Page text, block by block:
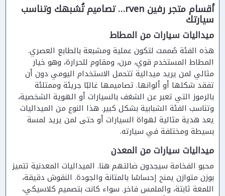
أقسام متجر رفين rven… تصاميم تُشبهك وتناسب
سيارتك
ميداليات سيارات من المطاط
هذه الفئة صُممت لتكون عملية ومشبعة بالطابع العصري.
المطاط المستخدم قوي، مرن، ومقاوم للحرارة، وهو خيار
مثالي لمن يريد ميدالية تتحمل الاستخدام اليومي دون أن
تفقد شكلها أو ألوانها. تصاميمها غالبًا جريئة وممتلئة
بالرموز التي تعبر عن الشغف بالسيارات أو الهوية الشخصية،
وتناسب الفئة الشبابية بشكل كبير. هذا النوع من الميداليات
يعد هدية مثالية لهواة السيارات أو حتى لمن يريد لمسة
بسيطة ومختلفة في سيارته.
ميداليات سيارات من المعدن
محبو الفخامة سيجدون ضالتهم هنا. الميداليات المعدنية تتميز
بوزن متوازن يمنح إحساسًا بالمتانة والجودة. النقوش دقيقة،
اللمعة ثابتة، والملمس فاخر. سواء كانت بتصميم كلاسيكي،